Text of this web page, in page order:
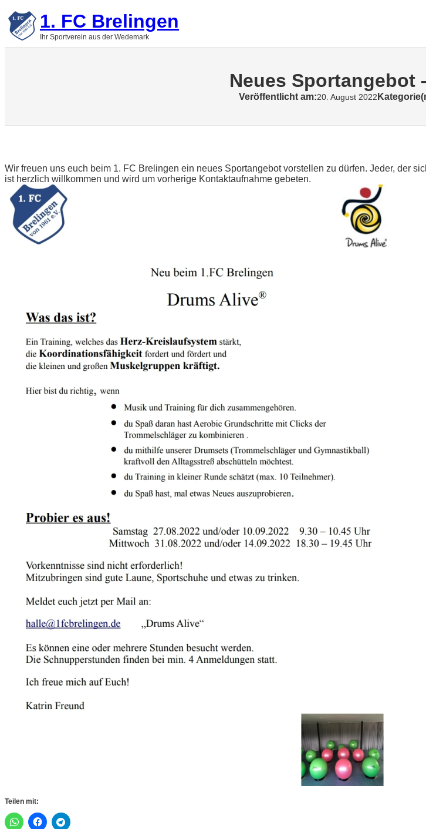
Zum
Inhalt
springen1. FC Brelingen
Ihr Sportverein aus der Wedemark
Neues Sportangebot
Veröffentlicht am:20. August 2022
Wir freuen uns euch beim 1. FC Brelingen ein neues Sportangebot vorstellen zu dürfen. Jeder, der
ist herzlich willkommen und wird um vorherige Kontaktaufnahme gebeten.
Teilen mit: